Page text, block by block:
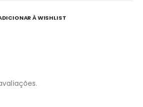
À WISHLIST